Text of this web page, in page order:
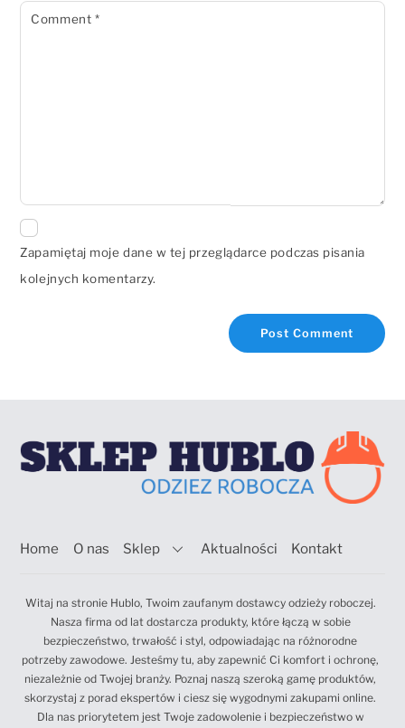
Comment *
Zapamiętaj moje dane w tej przeglądarce podczas pisania
kolejnych komentarzy.
Home O nas Sklep Aktualności Kontakt
Witaj na stronie Hublo, Twoim zaufanym dostawcy odzieży roboczej.
Nasza firma od lat dostarcza produkty, które łączą w sobie
bezpieczeństwo, trwałość i styl, odpowiadając na różnorodne
potrzeby zawodowe. Jesteśmy tu, aby zapewnić Ci komfort i ochronę,
niezależnie od Twojej branży. Poznaj naszą szeroką gamę produktów,
skorzystaj z porad ekspertów i ciesz się wygodnymi zakupami online.
Dla nas priorytetem jest Twoje zadowolenie i bezpieczeństwo w